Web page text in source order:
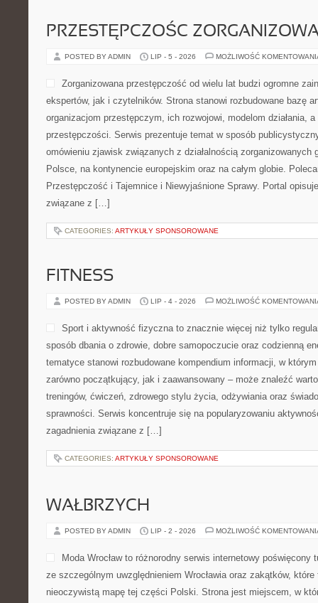
PRZESTĘPCZOŚC
POSTED BY ADMIN LIP - 5 - 2026 MOŻLIWOŚĆ
Zorganizowana przestępczość od wielu lat budzi ogromne
ekspertów, jak i czytelników. Strona stanowi rozbudowane bazę
organizacjom przestępczym, ich rozwojowi, modelom działania,
przestępczości. Serwis prezentuje temat w sposób
omówieniu zjawisk związanych z działalnością zorganizowanych
Polsce, na kontynencie europejskim oraz na całym globie.
Przestępczość i Tajemnice i Niewyjaśnione Sprawy. Portal
związane z […]
CATEGORIES: ARTYKUŁY SPONSOROWANE
FITNESS
POSTED BY ADMIN LIP - 4 - 2026 MOŻLIWOŚĆ
Sport i aktywność fizyczna to znacznie więcej niż tylko
sposób dbania o zdrowie, dobre samopoczucie oraz codzienną
tematyce stanowi rozbudowane kompendium informacji, w
zarówno początkujący, jak i zaawansowany – może znaleźć
treningów, ćwiczeń, zdrowego stylu życia, odżywiania oraz
sprawności. Serwis koncentruje się na popularyzowaniu
zagadnienia związane z […]
CATEGORIES: ARTYKUŁY SPONSOROWANE
WAŁBRZYCH
POSTED BY ADMIN LIP - 2 - 2026 MOŻLIWOŚĆ
Moda Wrocław to różnorodny serwis internetowy
ze szczególnym uwzględnieniem Wrocławia oraz zakątków,
nieoczywistą mapę tej części Polski. Strona jest miejscem, w